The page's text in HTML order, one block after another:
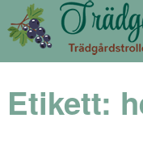
Etikett: